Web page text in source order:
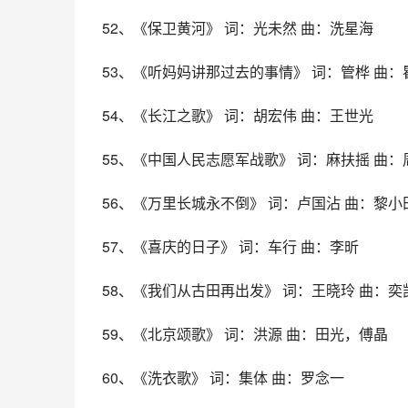
52、《保卫黄河》 词：光未然 曲：洗星海
53、《听妈妈讲那过去的事情》 词：管桦 曲：
54、《长江之歌》 词：胡宏伟 曲：王世光
55、《中国人民志愿军战歌》 词：麻扶摇 曲：
56、《万里长城永不倒》 词：卢国沾 曲：黎小
57、《喜庆的日子》 词：车行 曲：李昕
58、《我们从古田再出发》 词：王晓玲 曲：奕
59、《北京颂歌》 词：洪源 曲：田光，傅晶
60、《洗衣歌》 词：集体 曲：罗念一